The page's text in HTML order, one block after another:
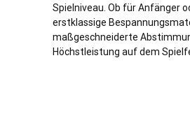
Spielniveau. Ob für Anfänger
erstklassige
maßgeschneiderte
Höchstleistung auf dem